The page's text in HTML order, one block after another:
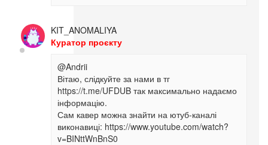
KIT_ANOMALIYA
Куратор проєкту
@Andrii
Вітаю, слідкуйте за нами в тг
https://t.me/UFDUB так максимально надаємо
інформацію.
Сам кавер можна знайти на ютуб-каналі
виконавиці: https://www.youtube.com/watch?
v=BINttWnBnS0